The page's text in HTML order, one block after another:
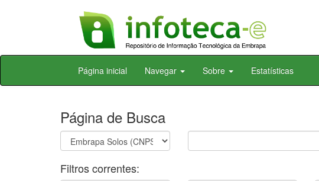
Skip
Página inicial Navegar Sobre Estatísticas
Página de Busca
Filtros correntes: